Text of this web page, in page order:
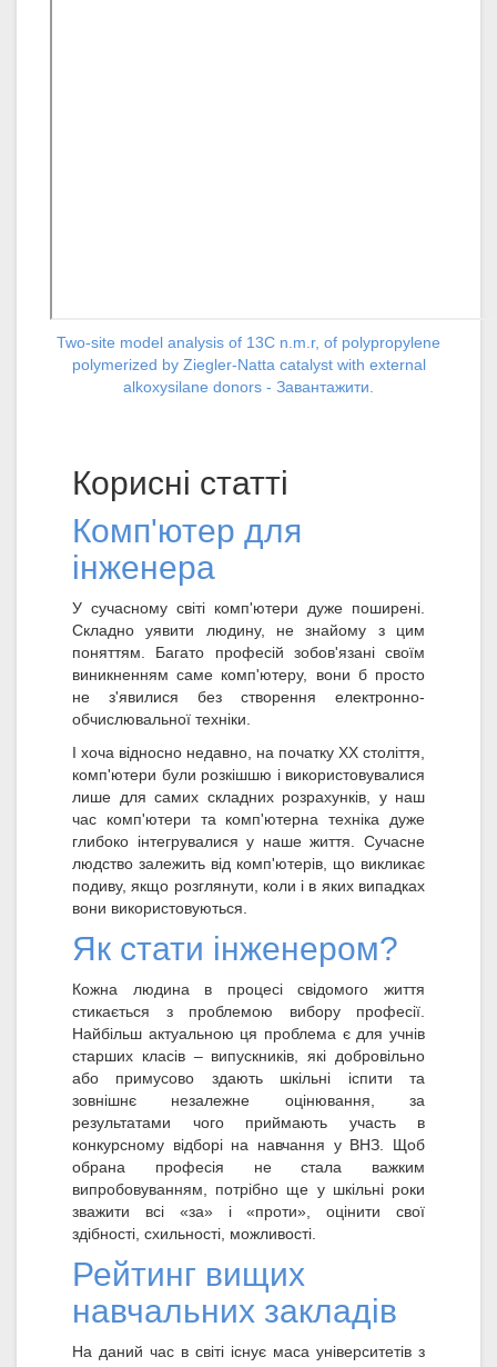
Two-site model analysis of 13C n.m.r, of polypropylene
polymerized by Ziegler-Natta catalyst with external
alkoxysilane donors - Завантажити.
Корисні статті
Комп'ютер для
інженера
У сучасному світі комп'ютери дуже поширені.
Складно уявити людину, не знайому з цим
поняттям. Багато професій зобов'язані своїм
виникненням саме комп'ютеру, вони б просто
не з'явилися без створення електронно-
обчислювальної техніки.
І хоча відносно недавно, на початку XX століття,
комп'ютери були розкішшю і використовувалися
лише для самих складних розрахунків, у наш
час комп'ютери та комп'ютерна техніка дуже
глибоко інтегрувалися у наше життя. Сучасне
людство залежить від комп'ютерів, що викликає
подиву, якщо розглянути, коли і в яких випадках
вони використовуються.
Як стати інженером?
Кожна людина в процесі свідомого життя
стикається з проблемою вибору професії.
Найбільш актуальною ця проблема є для учнів
старших класів – випускників, які добровільно
або примусово здають шкільні іспити та
зовнішнє незалежне оцінювання, за
результатами чого приймають участь в
конкурсному відборі на навчання у ВНЗ. Щоб
обрана професія не стала важким
випробовуванням, потрібно ще у шкільні роки
зважити всі «за» і «проти», оцінити свої
здібності, схильності, можливості.
Рейтинг вищих
навчальних закладів
На даний час в світі існує маса університетів з